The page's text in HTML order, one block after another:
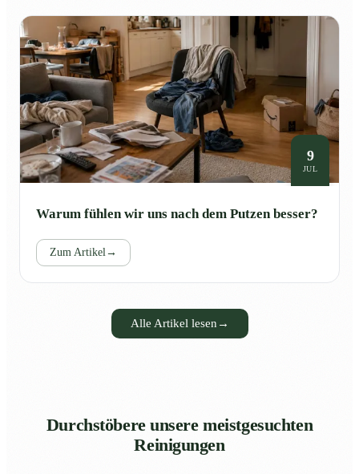
9
JUL
Warum fühlen wir uns nach dem Putzen besser?
Zum Artikel→
Alle Artikel lesen →
Durchstöbere unsere meistgesuchten
Reinigungen